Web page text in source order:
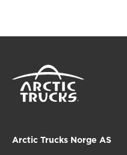
Arctic Trucks Norge AS